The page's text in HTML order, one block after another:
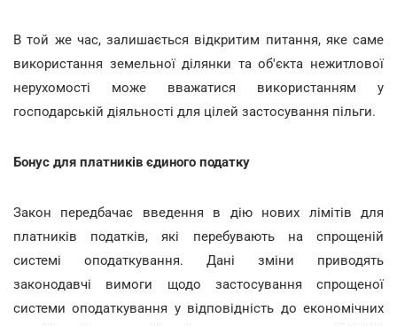
В той же час, залишається відкритим питання, яке саме
використання земельної ділянки та об'єкта нежитлової
нерухомості може вважатися використанням у
господарській діяльності для цілей застосування пільги.
Бонус для платників єдиного податку
Закон передбачає введення в дію нових лімітів для
платників податків, які перебувають на спрощеній
системі оподаткування. Дані зміни приводять
законодавчі вимоги щодо застосування спрощеної
системи оподаткування у відповідність до економічних